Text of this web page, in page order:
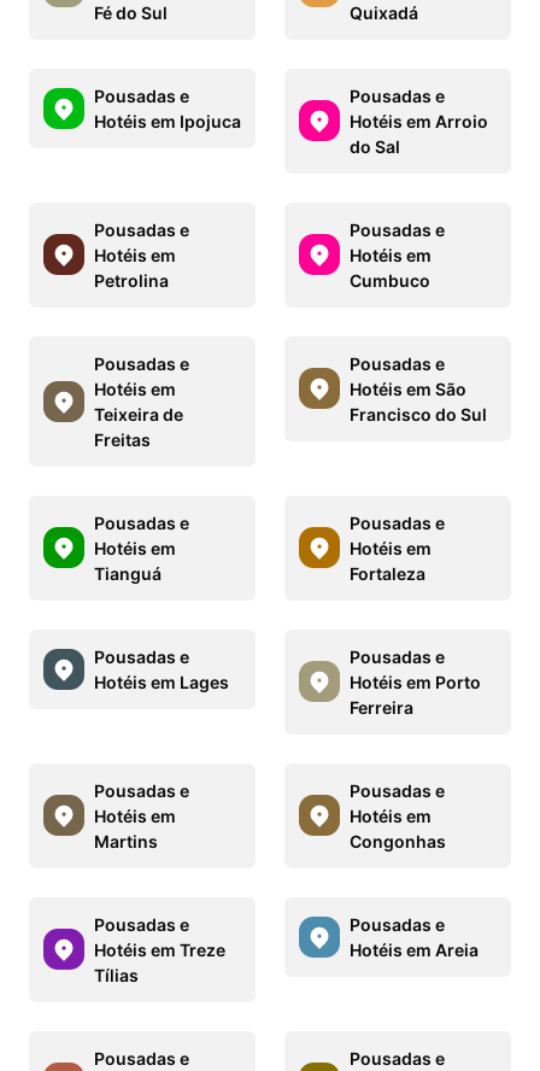
Fé do Sul
Quixadá
Pousadas e
Hotéis em Ipojuca
Pousadas e
Hotéis em Arroio
do Sal
Pousadas e
Hotéis em
Petrolina
Pousadas e
Hotéis em
Cumbuco
Pousadas e
Hotéis em
Teixeira de
Freitas
Pousadas e
Hotéis em São
Francisco do Sul
Pousadas e
Hotéis em
Tianguá
Pousadas e
Hotéis em
Fortaleza
Pousadas e
Hotéis em Lages
Pousadas e
Hotéis em Porto
Ferreira
Pousadas e
Hotéis em
Martins
Pousadas e
Hotéis em
Congonhas
Pousadas e
Hotéis em Treze
Tílias
Pousadas e
Hotéis em Areia
Pousadas e
Pousadas e